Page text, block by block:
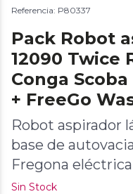
Referencia: P80337
Pack Robot
12090 Twice
Conga
+ FreeGo
Robot aspirador
base de
Fregona eléctrica
Sin Stock